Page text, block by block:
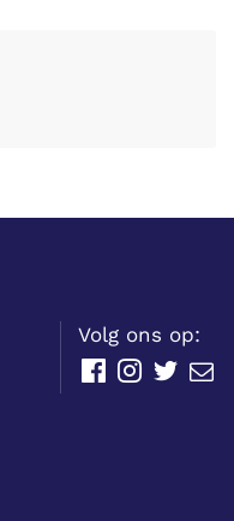
Volg ons op:
FacebookInstagram
Twitter
E-